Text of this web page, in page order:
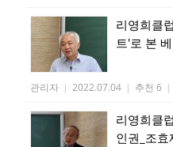
리영희클
트'로 본
관리자 | 2022.07.04 | 추천 6 |
리영희클
인권_조효